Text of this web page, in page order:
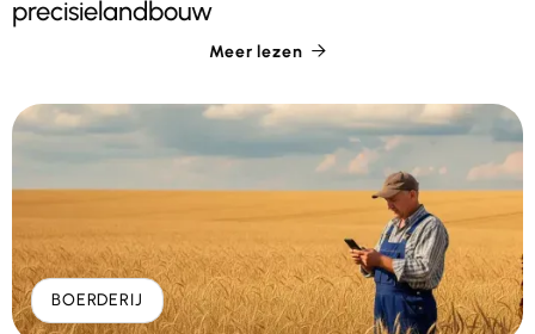
precisielandbouw
Meer lezen 
BOERDERIJ